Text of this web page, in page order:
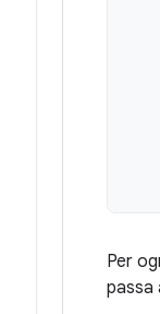
Per
passa